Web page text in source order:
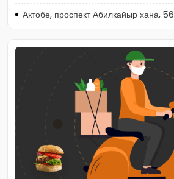
Актобе, проспект Абилкайыр хана, 56